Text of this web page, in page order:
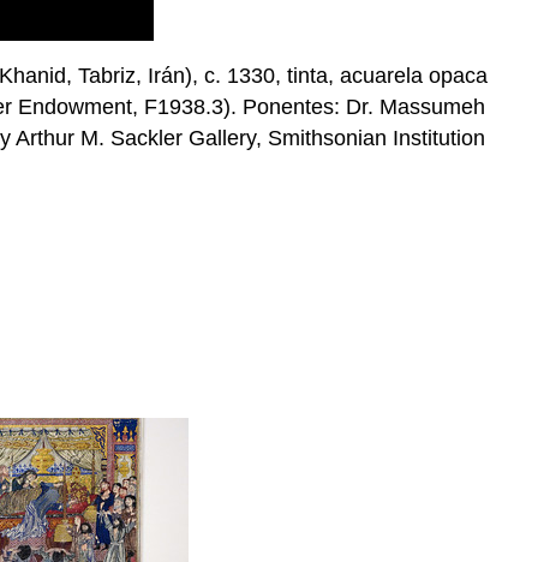
Tabriz, Irán), c. 1330, tinta, acuarela opaca
F1938.3). Ponentes: Dr. Massumeh
Arthur M. Sackler Gallery, Smithsonian Institution